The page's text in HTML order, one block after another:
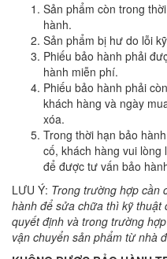
Sản phẩm còn trong
hành.
Sản phẩm bị hư do lỗi
Phiếu bảo hành phải
hành miễn phí.
Phiếu bảo hành phải
khách hàng và ngày
xóa.
Trong thời hạn bảo
cố, khách hàng vui
để được tư vấn bảo
LƯU Ý: Trong trường hợp cần
hành để sửa chữa thì kỹ thuật
quyết định và trong trường
vận chuyển sản phẩm từ nhà